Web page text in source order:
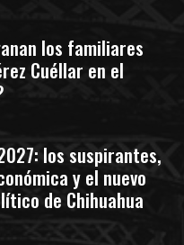
los familiares
Cuéllar en el
los suspirantes,
y el nuevo
de Chihuahua